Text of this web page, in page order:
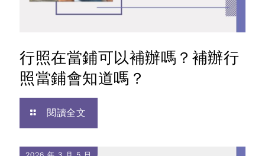
行照在當鋪可以補辦嗎？補辦行
照當鋪會知道嗎？
閱讀全文